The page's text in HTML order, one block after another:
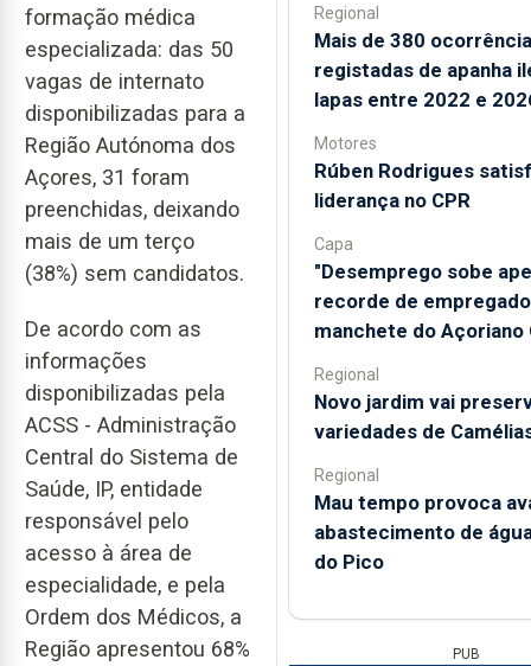
formação médica
especializada: das 50
vagas de internato
disponibilizadas para a
Região Autónoma dos
Açores, 31 foram
preenchidas, deixando
mais de um terço
(38%) sem candidatos.
De acordo com as
informações
disponibilizadas pela
ACSS - Administração
Central do Sistema de
Saúde, IP, entidade
responsável pelo
acesso à área de
especialidade, e pela
Ordem dos Médicos, a
Região apresentou 68%
Regional
Mais de 380
registadas de apanha
lapas entre 2022 e
Motores
Rúben Rodrigues
liderança no CPR
Capa
"Desemprego sobe
recorde de
manchete do Açoriano
Regional
Novo jardim vai
variedades de
Regional
Mau tempo provoca
abastecimento de
do Pico
PUB